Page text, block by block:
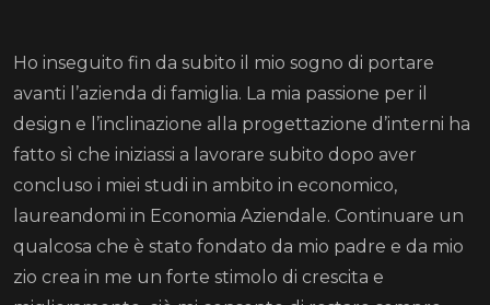
Ho inseguito fin da subito il mio sogno di portare
avanti l’azienda di famiglia. La mia passione per il
design e l’inclinazione alla progettazione d’interni ha
fatto sì che iniziassi a lavorare subito dopo aver
concluso i miei studi in ambito in economico,
laureandomi in Economia Aziendale. Continuare un
qualcosa che è stato fondato da mio padre e da mio
zio crea in me un forte stimolo di crescita e